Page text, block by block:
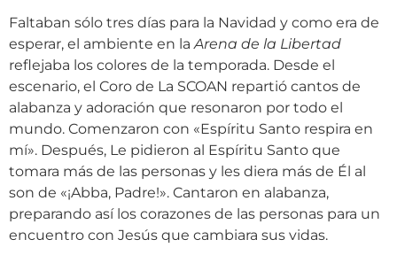
Faltaban sólo tres días para la Navidad y como era de
esperar, el ambiente en laArena de la Libertad
reflejaba los colores de la temporada. Desde el
escenario, el Coro de La SCOAN repartió cantos de
alabanza y adoración que resonaron por todo el
mundo. Comenzaron con «Espíritu Santo respira en
mí». Después, Le pidieron al Espíritu Santo que
tomara más de las personas y les diera más de Él al
son de «¡Abba, Padre!». Cantaron en alabanza,
preparando así los corazones de las personas para un
encuentro con Jesús que cambiara sus vidas.